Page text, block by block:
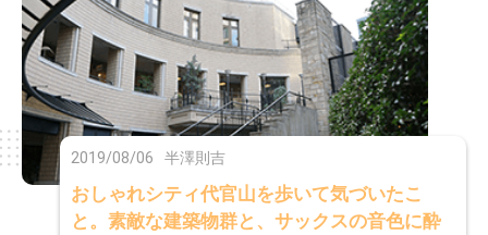
2019/08/06 半澤則吉
おしゃれシティ代官山を歩いて気づいたこ
と。素敵な建築物群と、サックスの音色に酔